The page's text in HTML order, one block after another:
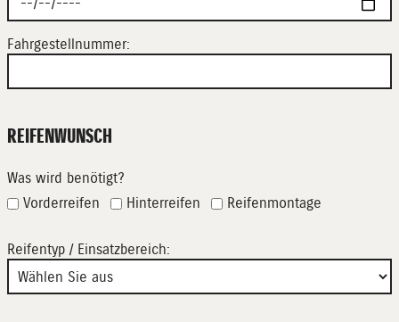
Fahrgestellnummer:
REIFENWUNSCH
Was wird benötigt?
Vorderreifen
Hinterreifen Reifenmontage
Reifentyp / Einsatzbereich: